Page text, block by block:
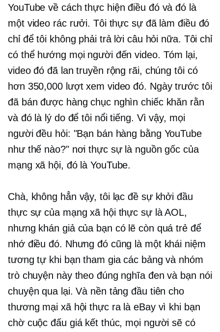
YouTube về cách thực hiện điều đó và đó là
một video rác rưởi. Tôi thực sự đã làm điều đó
chỉ để tôi không phải trả lời câu hỏi nữa. Tôi chỉ
có thể hướng mọi người đến video. Tóm lại,
video đó đã lan truyền rộng rãi, chúng tôi có
hơn 350,000 lượt xem video đó. Ngày trước tôi
đã bán được hàng chục nghìn chiếc khăn rằn
và đó là lý do để tôi nổi tiếng. Vì vậy, mọi
người đều hỏi: "Bạn bán hàng bằng YouTube
như thế nào?" nơi thực sự là nguồn gốc của
mạng xã hội, đó là YouTube.
Chà, không hẳn vậy, tôi lạc đề sự khởi đầu
thực sự của mạng xã hội thực sự là AOL,
nhưng khán giả của bạn có lẽ còn quá trẻ để
nhớ điều đó. Nhưng đó cũng là một khái niệm
tương tự khi bạn tham gia các bảng và nhóm
trò chuyện này theo đúng nghĩa đen và bạn nói
chuyện qua lại. Và nền tảng đầu tiên cho
thương mại xã hội thực ra là eBay vì khi bạn
chờ cuộc đấu giá kết thúc, mọi người sẽ có